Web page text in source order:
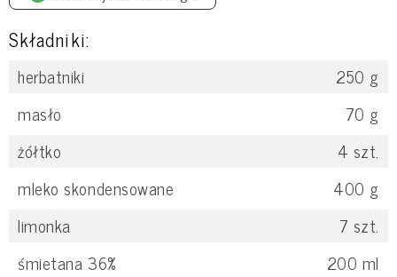
Składniki:
herbatniki 250 g
masło
70 g
żółtko
4 szt.
mleko skondensowane
400 g
limonka
7 szt.
śmietana 36%
200 ml